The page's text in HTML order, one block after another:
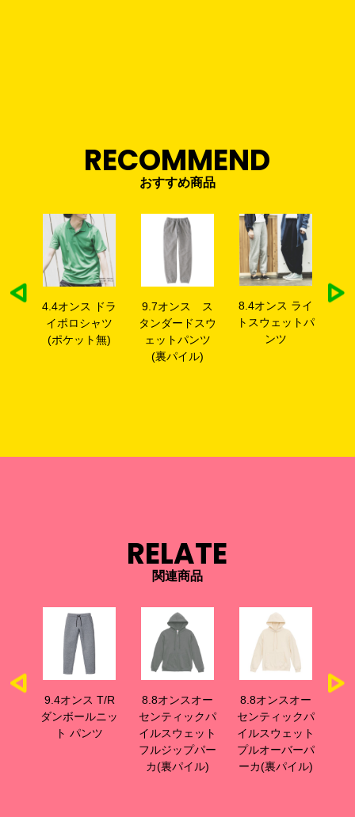
RECOMMEND
おすすめ商品
4.4オンス ドラ
イポロシャツ
(ポケット無)
9.7オンス ス
タンダードスウ
ェットパンツ
(裏パイル)
8.4オンス ライ
トスウェットパ
ンツ
RELATE
関連商品
9.4オンス T/R
ダンボールニッ
ト パンツ
8.8オンスオー
センティックパ
イルスウェット
フルジップパー
カ(裏パイル)
8.8オンスオー
センティックパ
イルスウェット
プルオーバーパ
ーカ(裏パイル)